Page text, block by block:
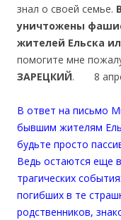
знал о своей семье.
уничтожены
жителей Ельска
помогите мне
ЗАРЕЦКИЙ. 8
В ответ на письмо
бывшим жителям
будьте просто
Ведь остаются еще
трагических
погибших в те
родственников,